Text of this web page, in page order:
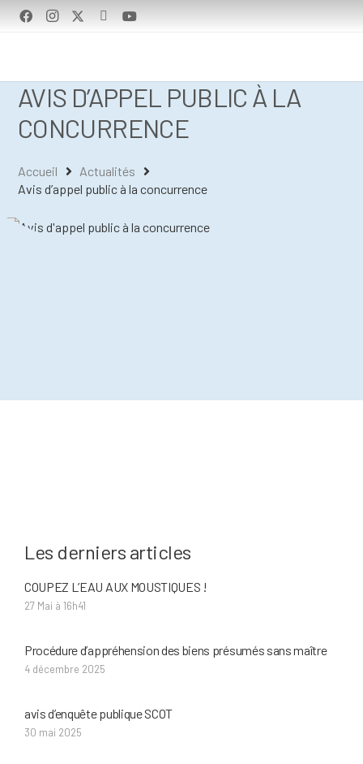
AVIS D’APPEL PUBLIC À LA
CONCURRENCE
Accueil
Actualités
Avis d’appel public à la concurrence
Les derniers articles
COUPEZ L’EAU AUX MOUSTIQUES !
27 Mai à 16h41
Procédure d’appréhension des biens présumés sans maître
4 décembre 2025
avis d’enquête publique SCOT
30 mai 2025